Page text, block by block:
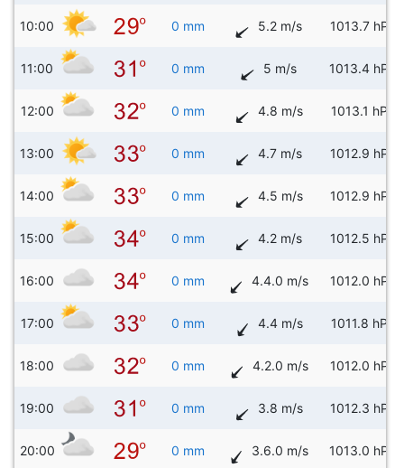
10:00 0 mm 5.2 m/s 1013.7 hPa
11:00 0 mm 5 m/s 1013.4 hPa
12:00 0 mm 4.8 m/s 1013.1 hPa
13:00 0 mm 4.7 m/s 1012.9 hPa
14:00 0 mm 4.5 m/s 1012.9 hPa
15:00 0 mm 4.2 m/s 1012.5 hPa
16:00 0 mm 4.4.0 m/s 1012.0 hPa
17:00 0 mm 4.4 m/s 1011.8 hPa
18:00 0 mm 4.2.0 m/s 1012.0 hPa
19:00 0 mm 3.8 m/s 1012.3 hPa
20:00 0 mm 3.6.0 m/s 1013.0 hPa